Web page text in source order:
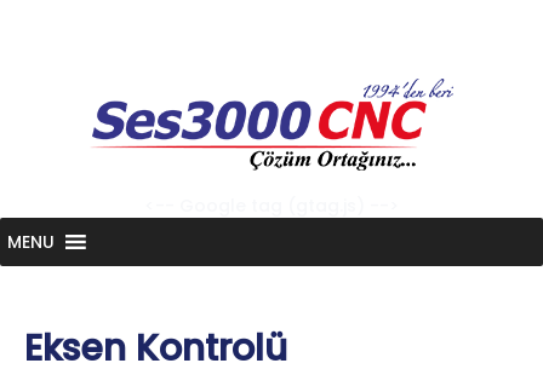
content
MENU
Eksen Kontrolü